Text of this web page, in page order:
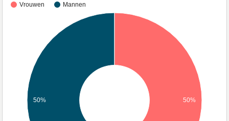
Vrouwen Mannen
50% 50%